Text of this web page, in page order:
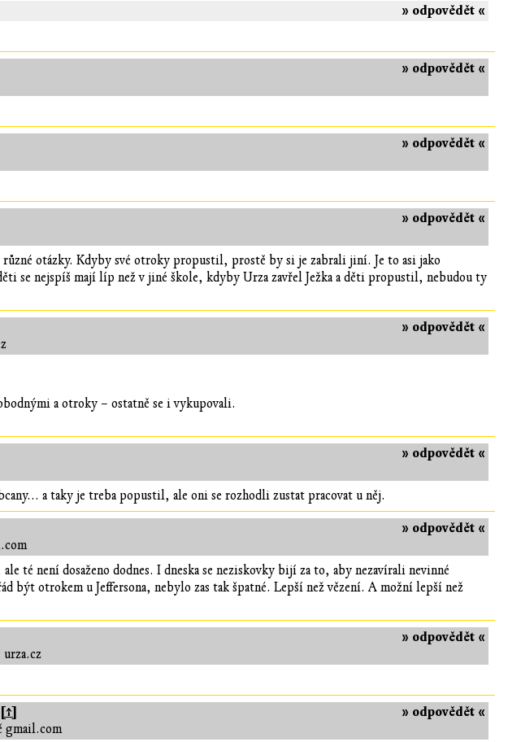
» odpovědět «
» odpovědět «
» odpovědět «
» odpovědět «
různé otázky. Kdyby své otroky propustil, prostě by si je zabrali jiní. Je to asi jako
se nejspíš mají líp než v jiné škole, kdyby Urza zavřel Ježka a děti propustil, nebudou ty
» odpovědět «
a otroky – ostatně se i vykupovali.
» odpovědět «
a taky je treba popustil, ale oni se rozhodli zustat pracovat u něj.
» odpovědět «
té není dosaženo dodnes. I dneska se neziskovky bijí za to, aby nezavírali nevinné
být otrokem u Jeffersona, nebylo zas tak špatné. Lepší než vězení. A možní lepší než
» odpovědět «
urza.cz
» odpovědět «
[↑]
gmail.com